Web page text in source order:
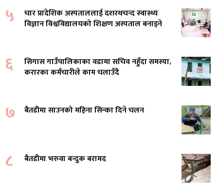
५
चार प्रादेशिक अस्पताललाई दशरथचन्द स्वास्थ्य
विज्ञान विश्वविद्यालयको शिक्षण अस्पताल बनाइने
६
सिगास गाउँपालिकाका वडामा सचिव नहुँदा समस्या,
करारका कर्मचारीले काम चलाउँदै
७ बैतडीमा साउनको महिना सिन्का दिने चलन
८ बैतडीमा भरुवा बन्दुक बरामद